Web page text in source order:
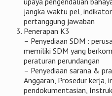
jangka waktu pel,
pertanggung jawaban
Penerapan K3
– Penyediaan SDM :
memiliki SDM yang
peraturan perundangan
– Penyediaan sarana &
Anggaran, Prosedur kerja,
pendokumentasian,